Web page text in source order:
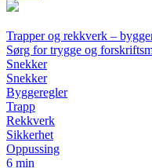
Trapper og rekkverk –
Sørg for trygge og
Snekker
Snekker
Byggeregler
Trapp
Rekkverk
Sikkerhet
Oppussing
6 min